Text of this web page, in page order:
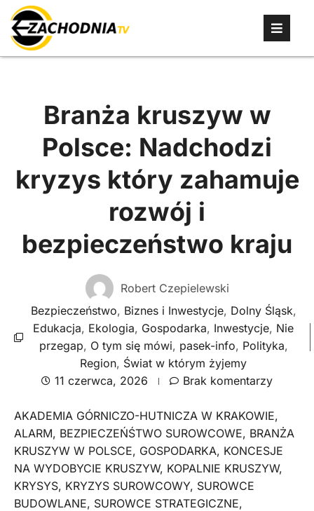
Branża kruszyw w
Polsce: Nadchodzi
kryzys który zahamuje
rozwój i
bezpieczeństwo kraju
Robert Czepielewski
Bezpieczeństwo, Biznes i Inwestycje, Dolny Śląsk,
Edukacja, Ekologia, Gospodarka, Inwestycje, Nie
przegap, O tym się mówi, pasek-info, Polityka,
Region, Świat w którym żyjemy
11 czerwca, 2026
Brak komentarzy
AKADEMIA GÓRNICZO-HUTNICZA W KRAKOWIE,
ALARM, BEZPIECZEŃŚTWO SUROWCOWE, BRANŻA
KRUSZYW W POLSCE, GOSPODARKA, KONCESJE
NA WYDOBYCIE KRUSZYW, KOPALNIE KRUSZYW,
KRYSYS, KRYZYS SUROWCOWY, SUROWCE
BUDOWLANE, SUROWCE STRATEGICZNE,